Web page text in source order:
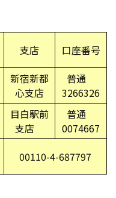
支店
口座番号
新宿新都
心支店
普通
3266326
目白駅前
支店
普通
0074667
00110-4-687797